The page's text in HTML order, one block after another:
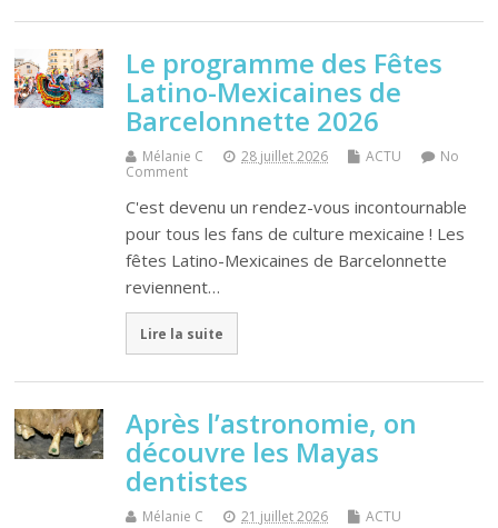
Le programme des Fêtes
Latino-Mexicaines de
Barcelonnette 2026
Mélanie C 28 juillet 2026 ACTU
No
Comment
C'est devenu un rendez-vous incontournable
pour tous les fans de culture mexicaine ! Les
fêtes Latino-Mexicaines de Barcelonnette
reviennent…
Lire la suite
Après l’astronomie, on
découvre les Mayas
dentistes
Mélanie C 21 juillet 2026 ACTU